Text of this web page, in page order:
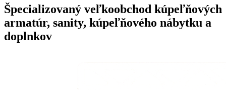
Špecializovaný veľkoobchod kúpeľňových
armatúr, sanity, kúpeľňového nábytku a
doplnkov